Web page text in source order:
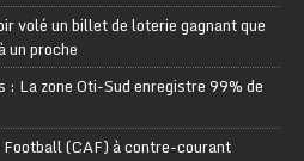
volé un billet de loterie gagnant que
un proche
La zone Oti-Sud enregistre 99% de
(CAF) à contre-courant